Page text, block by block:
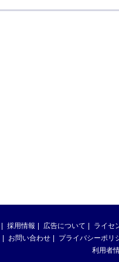
採用情報 広告について ライセ
お問い合わせ プライバシーポリ
利用者